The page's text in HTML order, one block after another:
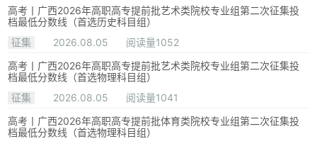
高考丨广西2026年高职高专提前批艺术类院校专业组第二次征集投
档最低分数线（首选历史科目组）
征集
2026.08.05
阅读量1052
高考丨广西2026年高职高专提前批艺术类院校专业组第二次征集投
档最低分数线（首选物理科目组）
征集
2026.08.05
阅读量1041
高考丨广西2026年高职高专提前批体育类院校专业组第二次征集投
档最低分数线（首选物理科目组）